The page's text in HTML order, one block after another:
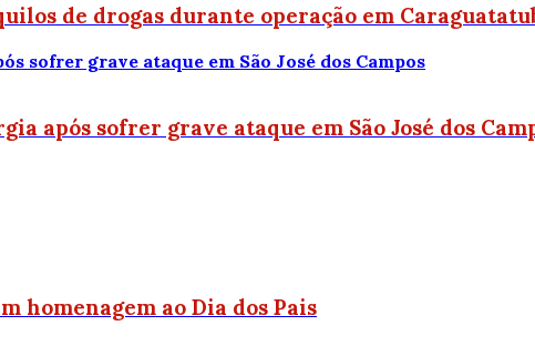
de drogas durante operação em
após sofrer grave ataque em São José dos
homenagem ao Dia dos Pais